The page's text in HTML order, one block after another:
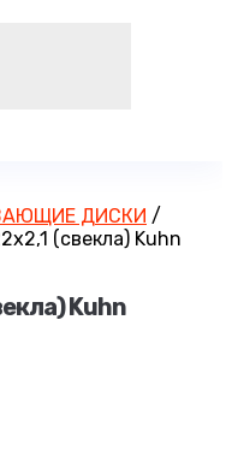
ДИСКИ /
(свекла) Kuhn
Kuhn